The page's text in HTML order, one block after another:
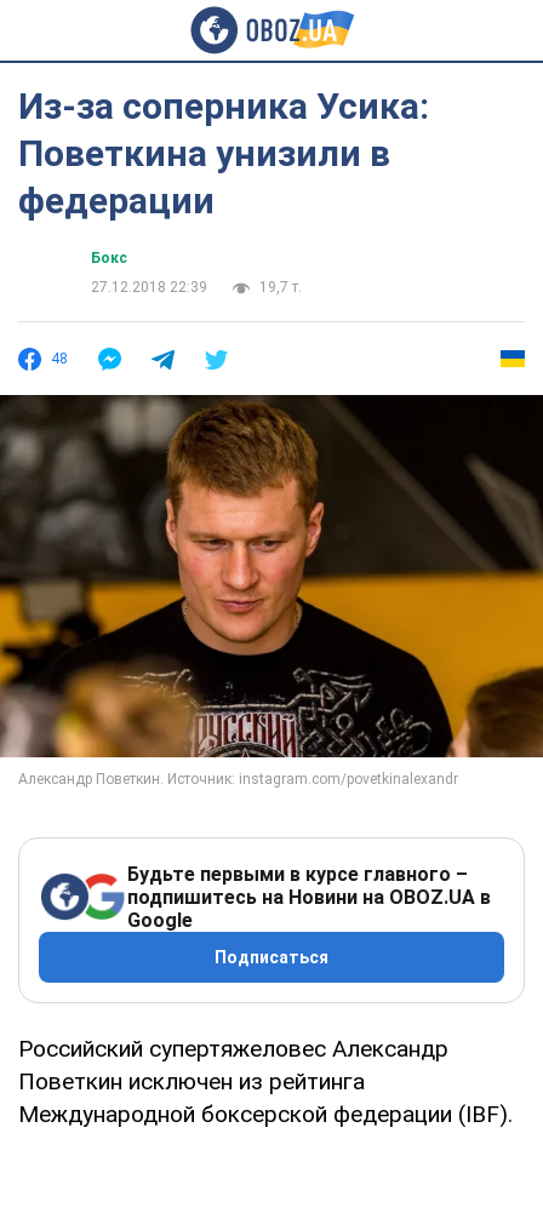
Из-за соперника Усика:
Поветкина унизили в
федерации
Бокс
27.12.2018 22:39
19,7 т.
48
Будьте первыми в курсе главного –
подпишитесь на Новини на OBOZ.UA в
Google
Подписаться
Российский супертяжеловес Александр
Поветкин исключен из рейтинга
Международной боксерской федерации (IBF).